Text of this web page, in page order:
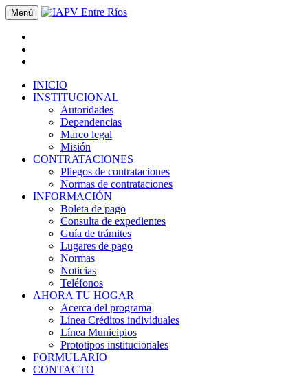
Menú
INICIO
INSTITUCIONAL
Autoridades
Dependencias
Marco legal
Misión
CONTRATACIONES
Pliegos de contrataciones
Normas de contrataciones
INFORMACIÓN
Boleta de pago
Consulta de expedientes
Guía de trámites
Lugares de pago
Normas
Noticias
Teléfonos
AHORA TU HOGAR
Acerca del programa
Línea Créditos individuales
Línea Municipios
Prototipos institucionales
FORMULARIO
CONTACTO